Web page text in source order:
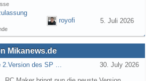
royofi 5. Juli 2026
Mikanews.de
2.Version des SP … 30. July 2026